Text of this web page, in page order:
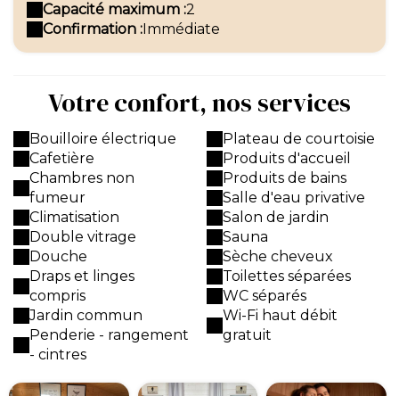
Capacité maximum :2
Confirmation :Immédiate
Votre confort, nos services
Bouilloire électrique
Cafetière
Chambres non
fumeur
Climatisation
Double vitrage
Douche
Draps et linges
compris
Jardin commun
Penderie - rangement
- cintres
Plateau de courtoisie
Produits d'accueil
Produits de bains
Salle d'eau privative
Salon de jardin
Sauna
Sèche cheveux
Toilettes séparées
WC séparés
Wi-Fi haut débit
gratuit